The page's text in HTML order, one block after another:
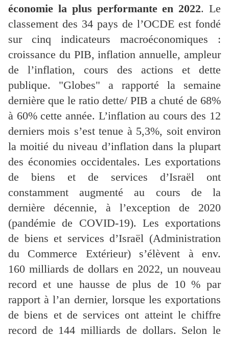
économie la plus performante en 2022. Le
classement des 34 pays de l’OCDE est fondé
sur cinq indicateurs macroéconomiques :
croissance du PIB, inflation annuelle, ampleur
de l’inflation, cours des actions et dette
publique. "Globes" a rapporté la semaine
dernière que le ratio dette/ PIB a chuté de 68%
à 60% cette année. L’inflation au cours des 12
derniers mois s’est tenue à 5,3%, soit environ
la moitié du niveau d’inflation dans la plupart
des économies occidentales. Les exportations
de biens et de services d’Israël ont
constamment augmenté au cours de la
dernière décennie, à l’exception de 2020
(pandémie de COVID-19). Les exportations
de biens et services d’Israël (Administration
du Commerce Extérieur) s’élèvent à env.
160 milliards de dollars en 2022, un nouveau
record et une hausse de plus de 10 % par
rapport à l’an dernier, lorsque les exportations
de biens et de services ont atteint le chiffre
record de 144 milliards de dollars. Selon le